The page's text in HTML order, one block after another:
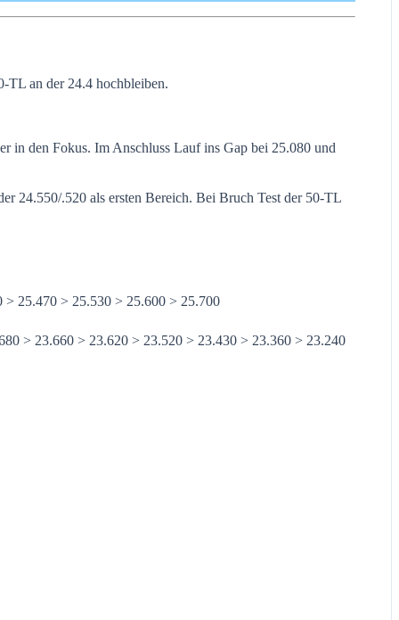
TL an der 24.4 hochbleiben.
in den Fokus. Im Anschluss Lauf ins Gap bei 25.080 und
24.550/.520 als ersten Bereich. Bei Bruch Test der 50-TL
25.470 > 25.530 > 25.600 > 25.700
> 23.660 > 23.620 > 23.520 > 23.430 > 23.360 > 23.240